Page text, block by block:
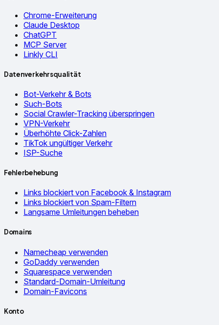
Chrome-Erweiterung
Claude Desktop
ChatGPT
MCP Server
Linkly CLI
Datenverkehrsqualität
Bot-Verkehr & Bots
Such-Bots
Social Crawler-Tracking überspringen
VPN-Verkehr
Überhöhte Click-Zahlen
TikTok ungültiger Verkehr
ISP-Suche
Fehlerbehebung
Links blockiert von Facebook & Instagram
Links blockiert von Spam-Filtern
Langsame Umleitungen beheben
Domains
Namecheap verwenden
GoDaddy verwenden
Squarespace verwenden
Standard-Domain-Umleitung
Domain-Favicons
Konto